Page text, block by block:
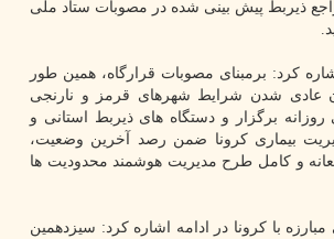
ذیربط پیش بینی شده در مصوبات ستاد ملی
کرد: برمبنای مصوبات قرارگاه، همین طور
عادی شدن شرایط شهرهای قرمز و نارنجی
برگزار و دستگاه های ذیربط استانی و
بیماری کرونا ضمن رصد آخرین وضعیت،
و کامل طرح مدیریت هوشمند محدودیت ها
مبارزه با کرونا در ادامه اشاره کرد: سیزدهمین